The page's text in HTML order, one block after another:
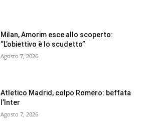
Milan, Amorim esce allo scoperto:
“L’obiettivo è lo scudetto”
Agosto 7, 2026
Atletico Madrid, colpo Romero: beffata
l’Inter
Agosto 7, 2026